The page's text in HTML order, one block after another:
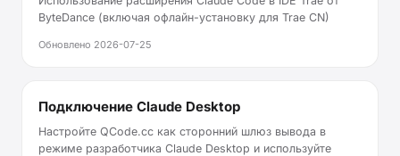
ByteDance (включая офлайн-установку для Trae CN)
Обновлено 2026-07-25
Подключение Claude Desktop
Настройте QCode.cc как сторонний шлюз вывода в
режиме разработчика Claude Desktop и используйте